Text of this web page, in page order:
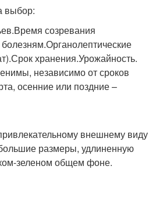
выбор:
созревания
хранения.Урожайность.
независимо от сроков
осенние или поздние –
внешнему виду
размеры, удлиненную
зеленом общем фоне.